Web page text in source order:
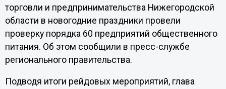
торговли и предпринимательства Нижегородской
области в новогодние праздники провели
проверку порядка 60 предприятий общественного
питания. Об этом сообщили в пресс-службе
регионального правительства.
Подводя итоги рейдовых мероприятий, глава